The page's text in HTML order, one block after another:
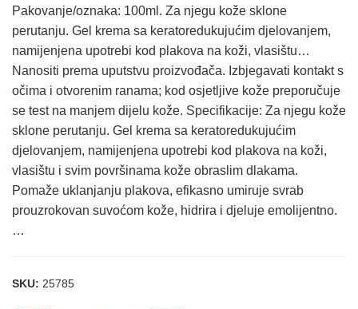
Pakovanje/oznaka: 100ml. Za njegu kože sklone
perutanju. Gel krema sa keratoredukujućim djelovanjem,
namijenjena upotrebi kod plakova na koži, vlasištu…
Nanositi prema uputstvu proizvođača. Izbjegavati kontakt s
očima i otvorenim ranama; kod osjetljive kože preporučuje
se test na manjem dijelu kože. Specifikacije: Za njegu kože
sklone perutanju. Gel krema sa keratoredukujućim
djelovanjem, namijenjena upotrebi kod plakova na koži,
vlasištu i svim površinama kože obraslim dlakama.
Pomaže uklanjanju plakova, efikasno umiruje svrab
prouzrokovan suvoćom kože, hidrira i djeluje emolijentno.
…
SKU: 25785